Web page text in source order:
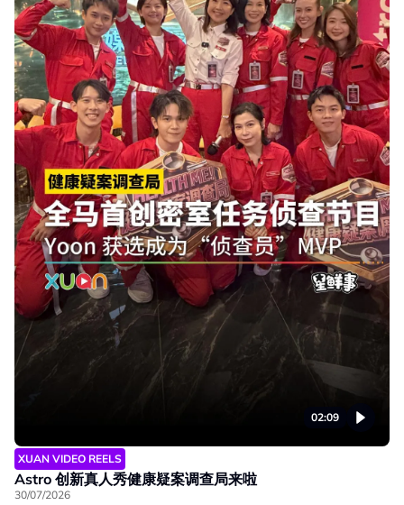
02:09
XUAN VIDEO REELS
Astro 创新真人秀健康疑案调查局来啦
30/07/2026